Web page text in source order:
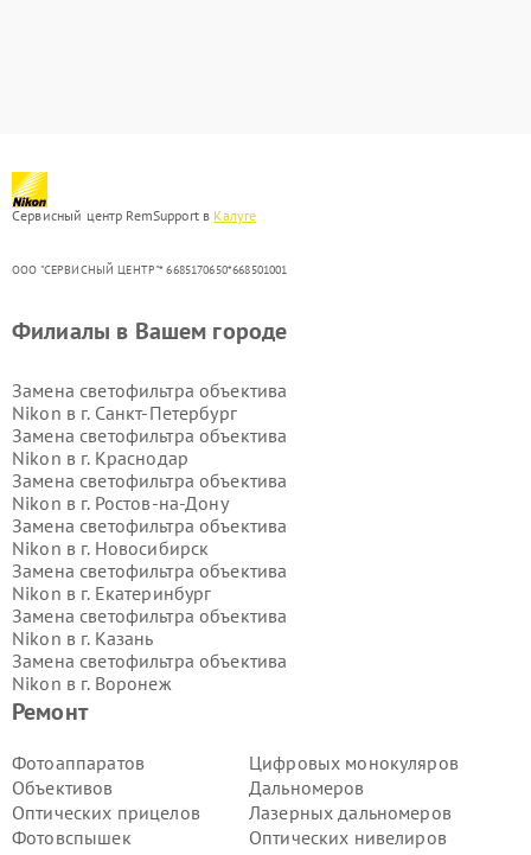
Сервисный центр RemSupport в Калуге
ООО "СЕРВИСНЫЙ ЦЕНТР"* 6685170650*668501001
Ремонт
Фотоаппаратов
Объективов
Оптических прицелов
Фотовспышек
Цифровых монокуляров
Дальномеров
Лазерных дальномеров
Оптических нивелиров
Филиалы в Вашем городе
Замена светофильтра объектива
Nikon в г. Санкт-Петербург
Замена светофильтра объектива
Nikon в г. Краснодар
Замена светофильтра объектива
Nikon в г. Ростов-на-Дону
Замена светофильтра объектива
Nikon в г. Новосибирск
Замена светофильтра объектива
Nikon в г. Екатеринбург
Замена светофильтра объектива
Nikon в г. Казань
Замена светофильтра объектива
Nikon в г. Воронеж
Замена светофильтра объектива
Замена светофильтра объектива
Nikon в г.Самара
Замена светофильтра объектива
Nikon в г.Пермь
Замена светофильтра объектива